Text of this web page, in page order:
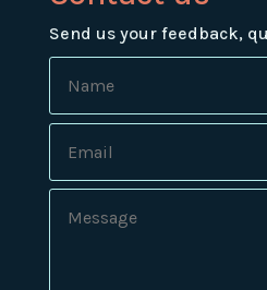
Send us your feedback,